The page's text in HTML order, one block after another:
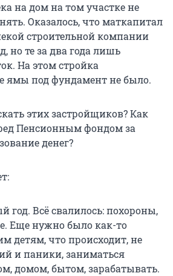
на дом на том участке не
Оказалось, что маткапитал
строительной компании
но те за два года лишь
На этом стройка
ямы под фундамент не было.
этих застройщиков? Как
Пенсионным фондом за
денег?
год. Всё свалилось: похороны,
Еще нужно было как-то
детям, что происходит, не
и паники, заниматься
домом, бытом, зарабатывать.